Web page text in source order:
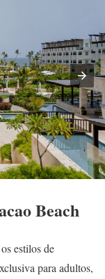
Beach
estilos de
para adultos,